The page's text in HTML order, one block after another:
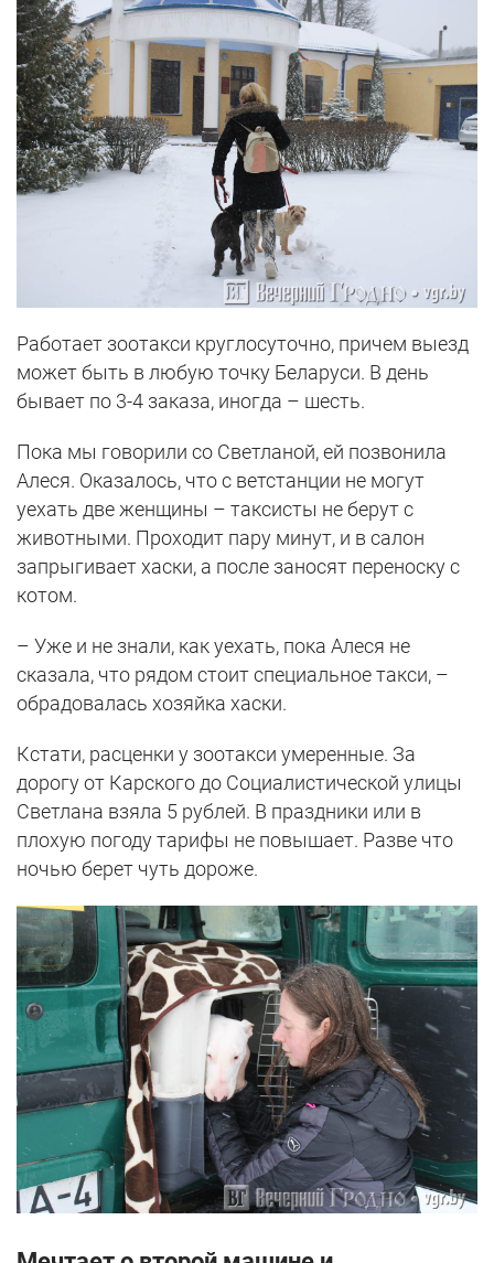
Работает зоотакси круглосуточно, причем выезд
может быть в любую точку Беларуси. В день
бывает по 3-4 заказа, иногда – шесть.
Пока мы говорили со Светланой, ей позвонила
Алеся. Оказалось, что с ветстанции не могут
уехать две женщины – таксисты не берут с
животными. Проходит пару минут, и в салон
запрыгивает хаски, а после заносят переноску с
котом.
– Уже и не знали, как уехать, пока Алеся не
сказала, что рядом стоит специальное такси, –
обрадовалась хозяйка хаски.
Кстати, расценки у зоотакси умеренные. За
дорогу от Карского до Социалистической улицы
Светлана взяла 5 рублей. В праздники или в
плохую погоду тарифы не повышает. Разве что
ночью берет чуть дороже.